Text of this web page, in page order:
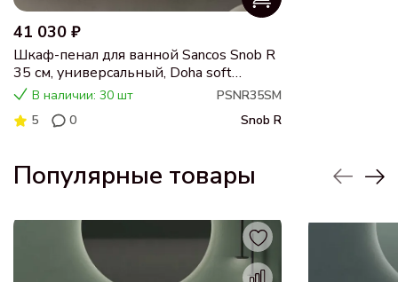
41 030 ₽
Шкаф-пенал для ванной Sancos Snob R
35 см, универсальный, Doha soft
(пыльная роза)
В наличии: 30 шт
PSNR35SM
5
0 Snob R
Популярные товары